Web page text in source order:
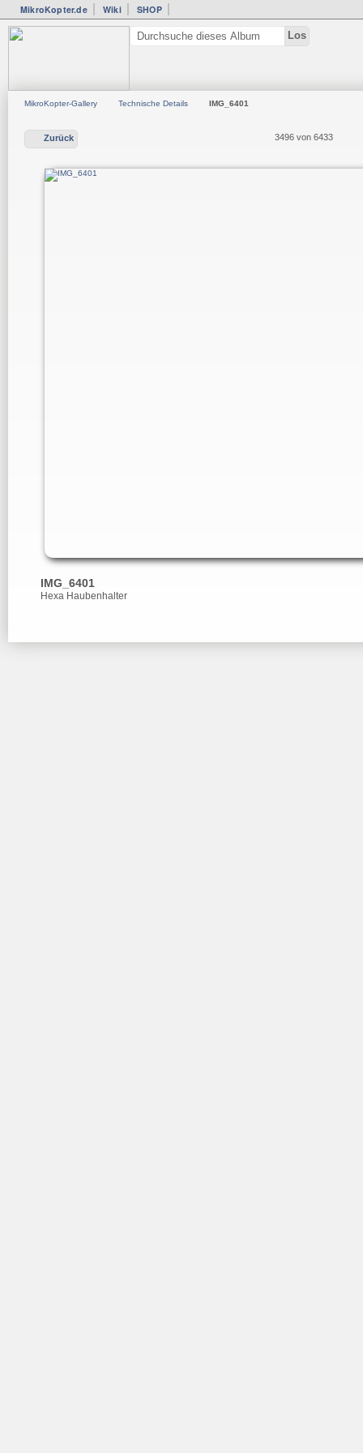
MikroKopter.de Wiki SHOP
MikroKopter-Gallery Technische Details IMG_6401
Zurück 3496 von 6433
IMG_6401
Hexa Haubenhalter